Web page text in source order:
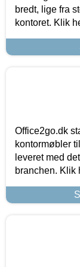
bredt, lige fra
kontoret. Klik
Office2go.dk
kontormøbler
leveret med
branchen. Klik